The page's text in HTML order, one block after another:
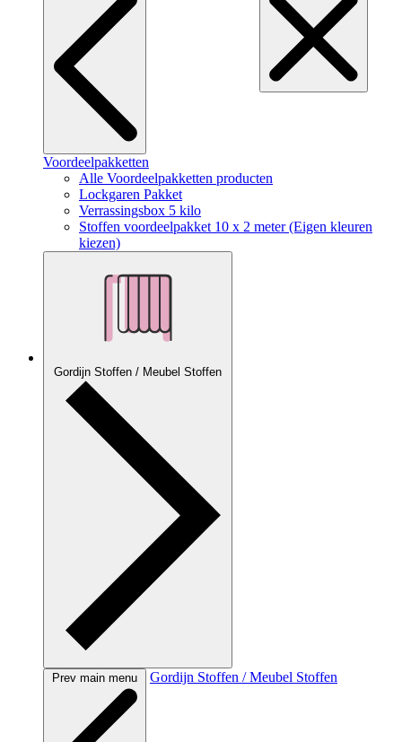
Voordeelpakketten
Alle Voordeelpakketten producten
Lockgaren Pakket
Verrassingsbox 5 kilo
Stoffen voordeelpakket 10 x 2 meter (Eigen kleuren
kiezen)
Gordijn Stoffen / Meubel Stoffen
Prev main menu Gordijn Stoffen / Meubel Stoffen